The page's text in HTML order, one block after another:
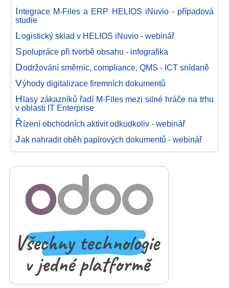
Integrace M-Files a ERP HELIOS iNuvio - případová
studie
Logistický sklad v HELIOS iNuvio - webinář
Spolupráce při tvorbě obsahu - infografika
Dodržování směrnic, compliance, QMS - ICT snídaně
Výhody digitalizace firemních dokumentů
H lasy zákazníků řadí M-Files mezi silné hráče na trhu
v oblasti IT Enterprise
Řízení obchodních aktivit odkudkoliv - webinář
Jak nahradit oběh papírových dokumentů - webinář